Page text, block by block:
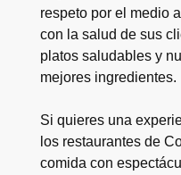
respeto por el medio
con la salud de sus
platos saludables y
mejores ingredientes.
Si quieres una
los restaurantes de
comida con